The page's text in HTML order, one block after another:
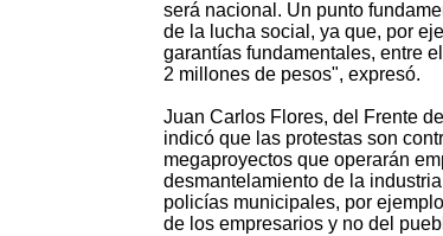
será nacional. Un punto
de la lucha social, ya que, por
garantías fundamentales, entre
2 millones de pesos", expresó.
Juan Carlos Flores, del Frente
indicó que las protestas son
megaproyectos que operarán
desmantelamiento de la
policías municipales, por
de los empresarios y no del